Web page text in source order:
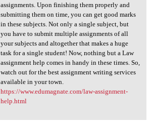
assignments. Upon finishing them properly and
submitting them on time, you can get good marks
in these subjects. Not only a single subject, but
you have to submit multiple assignments of all
your subjects and altogether that makes a huge
task for a single student! Now, nothing but a Law
assignment help comes in handy in these times. So,
watch out for the best assignment writing services
available in your town.
https://www.edumagnate.com/law-assignment-
help.html